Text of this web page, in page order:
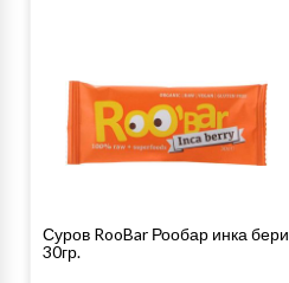
Суров RooBar Рообар инка бери
30гр.